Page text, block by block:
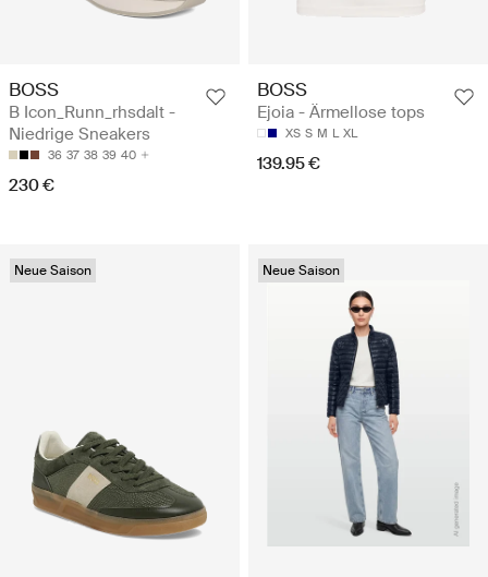
BOSS
B Icon_Runn_rhsdalt -
Niedrige Sneakers
36 37 38 39 40
230 €
BOSS
Ejoia - Ärmellose tops
XS S M L XL
139.95 €
Neue Saison Neue Saison